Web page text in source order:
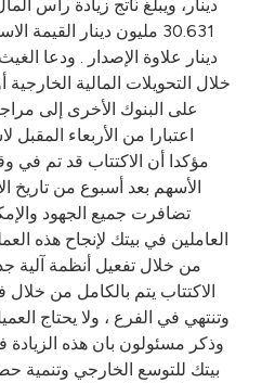
دينار علاوة الإصدار . ودعا
خلال التحويلات المالية
على البنوك الأخرى إلى
اعتبارا من الأربعاء
مؤكدا أن الاكتتاب قد تم
الأسهم بعد أسبوع من تاريخ
تضافرت جميع الجهود
العاملين في بيتك لإنجاح هذه
من خلال تفعيل أنظمة آلية
الاكتتاب يتم بالكامل من خلال
وتنتهي في الفرع ، ولا يحتاج
وذكر مسئولون بان هذه
بيتك للتوسع الخارجي وتنمية